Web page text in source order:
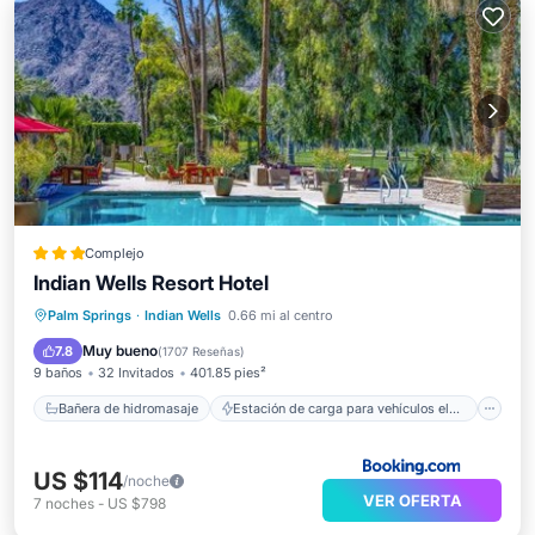
Complejo
Indian Wells Resort Hotel
Palm Springs · Indian Wells 0.66 mi al centro
7.8 Muy bueno(1707 Reseñas)
9 baños 32 Invitados 401.85 pies²
Bañera de hidromasaje Estación de carga para vehículos eléctricos
Bañera de hidromasaje
Estación de carga para vehículos eléctricos
Aparcamiento
US $114/noche
7 noches - US $798 VER OFERTA